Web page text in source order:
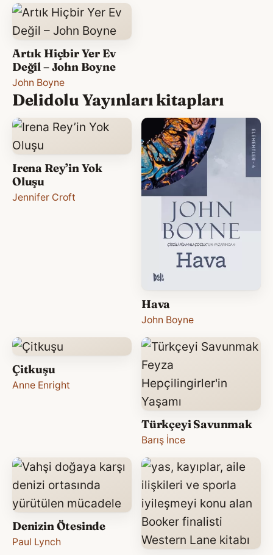
Artık Hiçbir Yer Ev
Değil – John Boyne
John Boyne
Delidolu Yayınları kitapları
Irena Rey’in Yok
Oluşu
Jennifer Croft
Hava
John Boyne
Çitkuşu
Anne Enright
Türkçeyi Savunmak
Barış İnce
Denizin Ötesinde
Paul Lynch